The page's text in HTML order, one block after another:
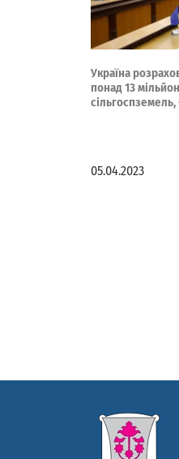
Україна
понад 13
05.04.2023